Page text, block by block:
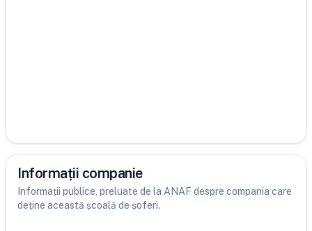
Informații companie
Informații publice, preluate de la ANAF despre compania care
deține această școală de șoferi.